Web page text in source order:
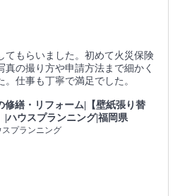
てもらいました。初めて火災保険
真の撮り方や申請方法まで細かく
仕事も丁寧で満足でした。
修繕・リフォーム|【壁紙張り替
|ハウスプランニング|福岡県
スプランニング